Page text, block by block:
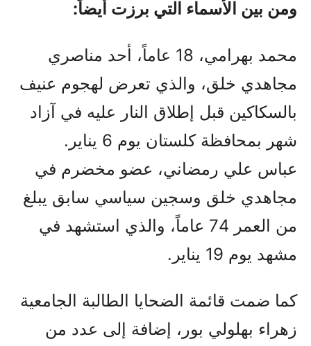
ومن بين الأسماء التي برزت أيضاً:
محمد بهرامي، 18 عاماً، أحد مناصري
مجاهدي خلق، والذي تعرض لهجوم عنيف
بالسكاكين قبل إطلاق النار عليه في آزاد
شهر بمحافظة كلستان يوم 6 يناير.
عباس علي رمضاني، عضو مخضرم في
مجاهدي خلق وسجين سياسي سابق يبلغ
من العمر 74 عاماً، والذي استشهد في
مشهد يوم 19 يناير.
كما ضمت قائمة الضحايا الطالبة الجامعية
زهراء بهلولي بور، إضافة إلى عدد من